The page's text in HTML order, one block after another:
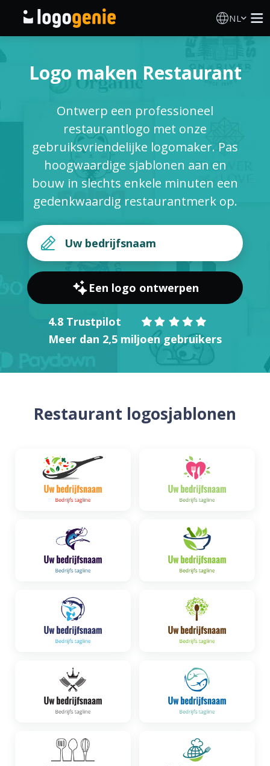
NL
AI logogenerator
Logo-ideeën
Gedrukte producten
Over
INLOGGEN
Logo maken Restaurant
Ontwerp een professioneel
restaurantlogo met onze
gebruiksvriendelijke logomaker. Pas
hoogwaardige sjablonen aan en
bouw in slechts enkele minuten een
gedenkwaardig restaurantmerk op.
Een logo ontwerpen
4.8 Trustpilot
Meer dan 2,5 miljoen gebruikers
Restaurant logosjablonen